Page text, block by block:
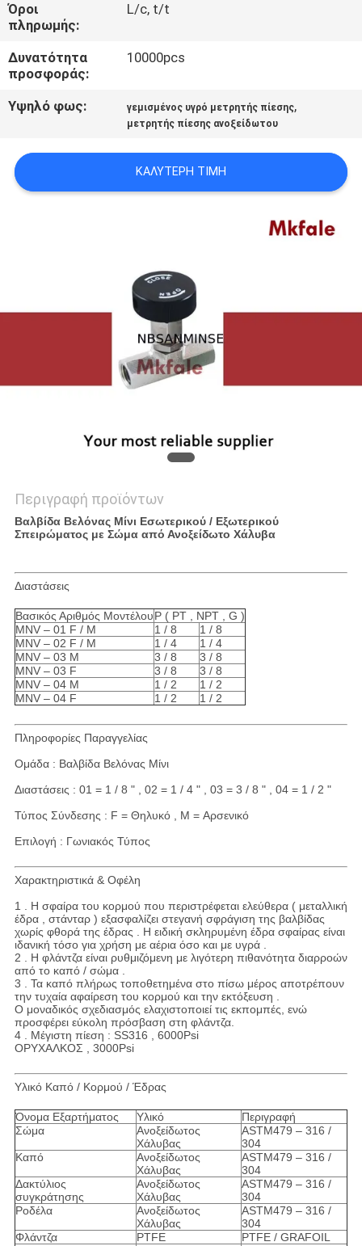
ΕΙΔΉΣΕΙΣ
ΖΗΤΉΣΤΕ
ΈΝΑ
ΑΠΌΣΠΑΣΜΑ
SITEMAP
Όροι
πληρωμής:
L/c, t/t
Δυνατότητα
προσφοράς:
10000pcs
Υψηλό φως: γεμισμένος υγρό μετρητής πίεσης,
μετρητής πίεσης ανοξείδωτου
ΚΑΛΎΤΕΡΗ ΤΙΜΉ
Περιγραφή προϊόντων
Βαλβίδα Βελόνας Μίνι Εσωτερικού / Εξωτερικού
Σπειρώματος με Σώμα από Ανοξείδωτο Χάλυβα
Διαστάσεις
Βασικός Αριθμός ΜοντέλουP ( PT , NPT , G )
MNV – 01 F / M
1 / 8
1 / 8
MNV – 02 F / M
1 / 4
1 / 4
MNV – 03 M
3 / 8
3 / 8
MNV – 03 F
3 / 8
3 / 8
MNV – 04 M
1 / 2
1 / 2
MNV – 04 F
1 / 2 1 / 2
Πληροφορίες Παραγγελίας
Ομάδα : Βαλβίδα Βελόνας Μίνι
Διαστάσεις : 01 = 1 / 8 " , 02 = 1 / 4 " , 03 = 3 / 8 " , 04 = 1 / 2 "
Τύπος Σύνδεσης : F = Θηλυκό , M = Αρσενικό
Επιλογή : Γωνιακός Τύπος
Χαρακτηριστικά & Οφέλη
1 . Η σφαίρα του κορμού που περιστρέφεται ελεύθερα ( μεταλλική
έδρα , στάνταρ ) εξασφαλίζει στεγανή σφράγιση της βαλβίδας
χωρίς φθορά της έδρας . Η ειδική σκληρυμένη έδρα σφαίρας είναι
ιδανική τόσο για χρήση με αέρια όσο και με υγρά .
2 . Η φλάντζα είναι ρυθμιζόμενη με λιγότερη πιθανότητα διαρροών
από το καπό / σώμα .
3 . Τα καπό πλήρως τοποθετημένα στο πίσω μέρος αποτρέπουν
την τυχαία αφαίρεση του κορμού και την εκτόξευση .
Ο μοναδικός σχεδιασμός ελαχιστοποιεί τις εκπομπές, ενώ
προσφέρει εύκολη πρόσβαση στη φλάντζα.
4 . Μέγιστη πίεση : SS316 , 6000Psi
ΟΡΥΧΑΛΚΟΣ , 3000Psi
Υλικό Καπό / Κορμού / Έδρας
Όνομα Εξαρτήματος Υλικό
Περιγραφή
Σώμα
Ανοξείδωτος
Χάλυβας
ASTM479 – 316 /
304
Καπό
Ανοξείδωτος
Χάλυβας
ASTM479 – 316 /
304
Δακτύλιος
συγκράτησης
Ανοξείδωτος
Χάλυβας
ASTM479 – 316 /
304
Ροδέλα
Ανοξείδωτος
Χάλυβας
ASTM479 – 316 /
304
Φλάντζα
PTFE
PTFE / GRAFOIL